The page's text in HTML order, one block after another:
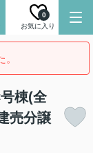
お気に入り
0
棟(全
売分譲